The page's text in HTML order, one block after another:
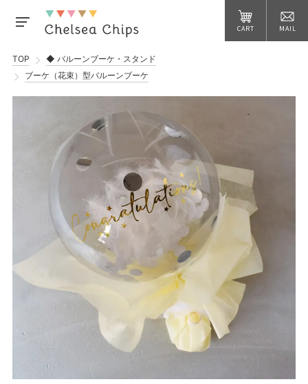
CART MAIL
TOP
◆ バルーンブーケ・スタンド
ブーケ（花束）型バルーンブーケ